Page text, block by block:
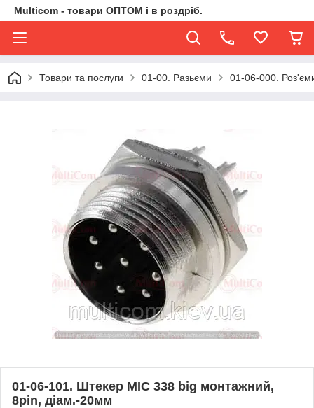
Multicom - товари ОПТОМ і в роздріб.
Товари та послуги 01-00. Разьєми 01-06-000. Роз'єми
01-06-101. Штекер MIC 338 big монтажний,
8pin, діам.-20мм